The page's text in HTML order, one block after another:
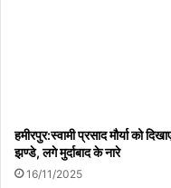
हमीरपुर:स्वामी प्रसाद मौर्या को
झण्डे, लगे मुर्दाबाद के नारे
16/11/2025